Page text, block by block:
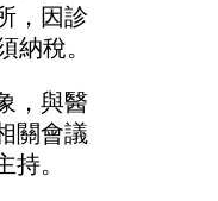
，因診
納稅。
，與醫
關會議
。